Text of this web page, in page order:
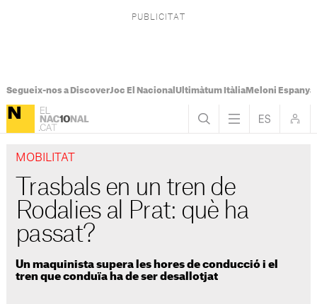
Segueix-nos a DiscoverJoc El Nacional Ultimàtum ItàliaMeloni Espanya
MOBILITAT
Trasbals en un tren de
Rodalies al Prat: què ha
passat?
Un maquinista supera les hores de conducció i el
tren que conduïa ha de ser desallotjat